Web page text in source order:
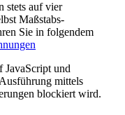
stets auf vier
Maßstabs-
Sie in folgendem
JavaScript und
mittels
blockiert wird.